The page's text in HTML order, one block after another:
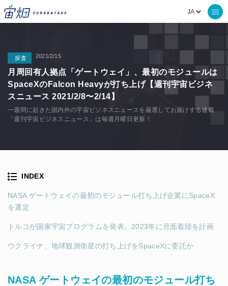
探査 2021/2/15
月周回有人拠点「ゲートウェイ」、最初のモジュールは
SpaceXのFalcon Heavyが打ち上げ【週刊宇宙ビジネ
スニュース 2021/2/8〜2/14】
一週間に起きた国内外の宇宙ビジネスニュースを厳選してお届けする連載
「週刊宇宙ビジネスニュース」は毎週月曜日更新！
NASA ゲートウェイの最初のモジュール打ち
INDEX
NASA ゲートウェイの最初のモジュール打ち上げ企業にSpaceX
を選定
トルコが国家宇宙プログラムを発表。2023年に月面着陸を計画
ウクライナ、地球観測衛星の打ち上げをSpaceXに委託か